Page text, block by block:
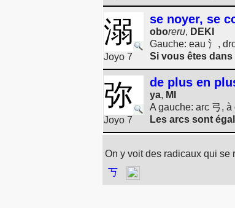
溺
Joyo 7
se noyer, se
oboreru, DEKI
Gauche: eau 氵,
Si vous êtes
弥
Joyo 7
de plus en
ya, MI
A gauche: arc 弓,
Les arcs sont
On y voit des radicaux qui se
丂